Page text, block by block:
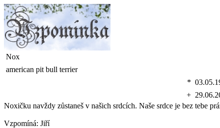
Nox
american pit bull terrier
*
+
Noxičku navždy zůstaneš v našich srdcích. Naše srdce je bez tebe
Vzpomíná: Jiří